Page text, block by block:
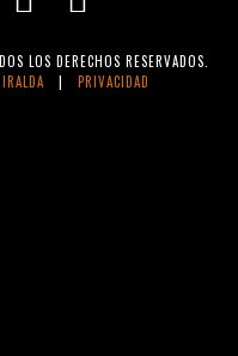
LOS DERECHOS RESERVADOS.
| PRIVACIDAD